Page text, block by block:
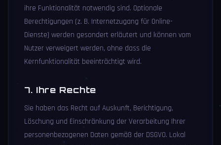
ihre Funktionalität notwendig sind. Optionale
Berechtigungen (z. B. Internetzugang für Online-
Dienste) werden gesondert erläutert und können vom
Nutzer verweigert werden, ohne dass die
Kernfunktionalität beeinträchtigt wird.
7. Ihre Rechte
Sie haben das Recht auf Auskunft, Berichtigung,
Löschung und Einschränkung der Verarbeitung Ihrer
personenbezogenen Daten gemäß der DSGVO. Lokal